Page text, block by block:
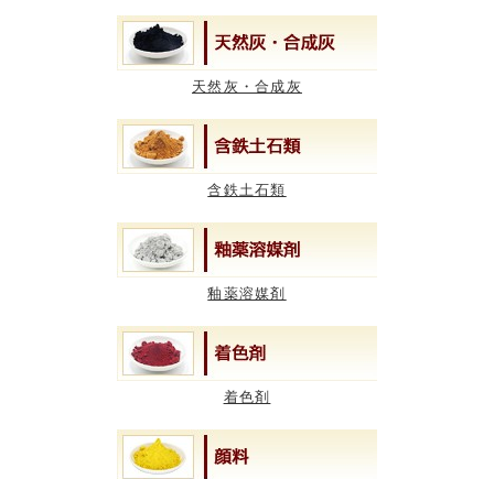
天然灰・合成灰
含鉄土石類
釉薬溶媒剤
着色剤